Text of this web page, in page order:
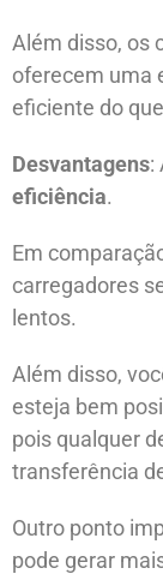
Além disso, os
oferecem uma
eficiente do
Desvantagens:
eficiência.
Em
carregadores
lentos.
Além disso,
esteja bem
pois qualquer
transferência
Outro ponto
pode gerar